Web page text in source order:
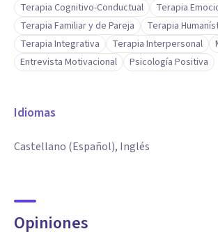
Terapia Cognitivo-Conductual
Terapia
Terapia Familiar y de Pareja
Terapia
Terapia Integrativa
Terapia Interpersonal
Entrevista Motivacional
Psicología Positiva
Idiomas
Castellano (Español), Inglés
Opiniones